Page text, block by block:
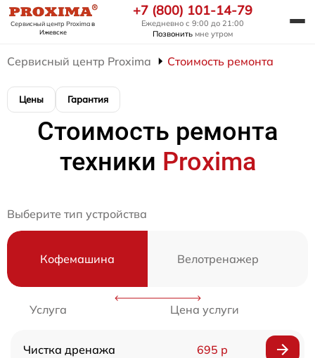
Сервисный центр Proximaв
Ижевске
+7 (800) 101-14-79
Ежедневно с 9:00 до 21:00
Позвонить мне утром
Сервисный центр Proxima Стоимость ремонта
Цены Гарантия
Стоимость ремонта
техники Proxima
Выберите тип устройства
Кофемашина Велотренажер
Услуга Цена услуги
Чистка дренажа 695 р